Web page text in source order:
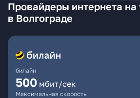
Провайдеры интернета на
в Волгограде
билайн
500 мбит/сек
Максимальная скорость